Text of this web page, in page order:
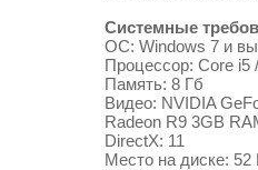
Системные
ОС: Windows 7 и
Процессор: Core
Память: 8 Гб
Видео: NVIDIA
Radeon R9 3GB
DirectX: 11
Место на диске: 52